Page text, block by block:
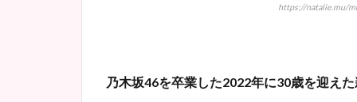
https://natalie.mu/
乃木坂46を卒業した2022年に30歳を迎え